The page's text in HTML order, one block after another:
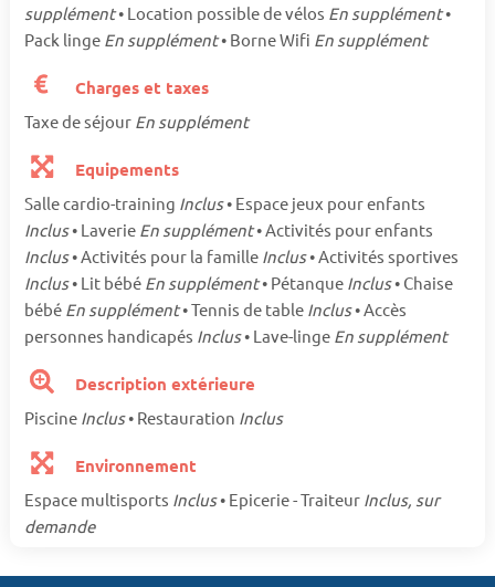
supplément• Location possible de vélos En supplément•
Pack linge En supplément• Borne Wifi En supplément
Charges et taxes
Taxe de séjour En supplément
Equipements
Salle cardio-training Inclus• Espace jeux pour enfants
Inclus• Laverie En supplément• Activités pour enfants
Inclus• Activités pour la famille Inclus• Activités sportives
Inclus• Lit bébé En supplément• Pétanque Inclus• Chaise
bébé En supplément• Tennis de table Inclus• Accès
personnes handicapés Inclus• Lave-linge En supplément
Description extérieure
Piscine Inclus• Restauration Inclus
Environnement
Espace multisports Inclus• Epicerie - Traiteur Inclus, sur
demande